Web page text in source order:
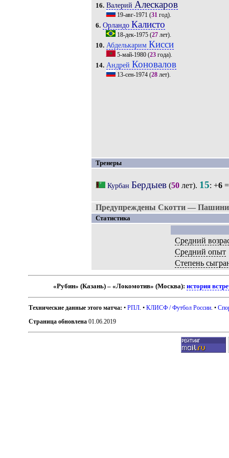
16. Валерий Алескаров
19-авг-1971 (31год).
6. Орландо Калисто
18-дек-1975(27лет).
10. Абделькарим Кисси
5-май-1980(23года).
14. Андрей Коновалов
13-сен-1974(28лет).
Тренеры
Курбан Бердыев(50лет). 15: +6
Предупреждены Скотти —
Статистика
Средний
Средний опыт
Степень
«Рубин» (Казань) – «Локомотив» (Москва):история
Технические данные этого матча: •РПЛ . •КЛИСФ / Футбол России . •
Страница обновлена 01.06.2019